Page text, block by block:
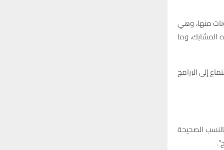
منها، وهي
وما
إلى البرامج
الصحيحة